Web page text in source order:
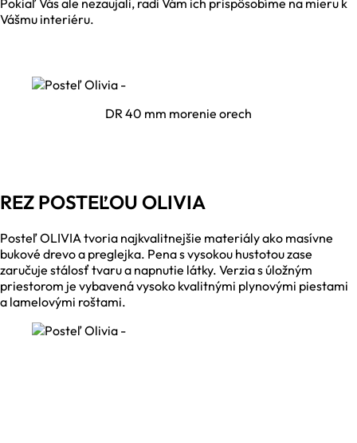
Vášmu interiéru.
DR 40 mm morenie orech
REZ POSTEĽOU OLIVIA
Posteľ OLIVIA tvoria najkvalitnejšie materiály ako masívne
bukové drevo a preglejka. Pena s vysokou hustotou zase
zaručuje stálosť tvaru a napnutie látky. Verzia s úložným
priestorom je vybavená vysoko kvalitnými plynovými piestami
a lamelovými roštami.